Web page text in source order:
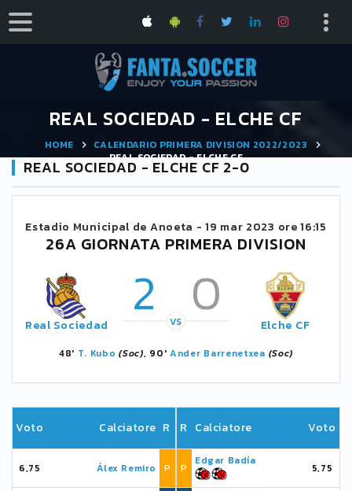
REAL SOCIEDAD - ELCHE CF
HOME
CALENDARIO PRIMERA DIVISION 2022/2023
REAL SOCIEDAD - ELCHE CF
REAL SOCIEDAD - ELCHE CF 2-0
Estadio Municipal de Anoeta -19 mar 2023 ore 16:15
26A GIORNATA PRIMERA DIVISION
Real Sociedad 2 0
VS Elche CF
48' T. Kubo (Soc), 90' Ander Barrenetxea (Soc)
Voto Calciatore R
6,75 Álex Remiro P
R Calciatore Voto
P
Edgar Badía
5,75